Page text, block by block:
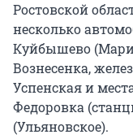
Ростовской
несколько
Куйбышево
Вознесенка,
Успенская и
Федоровка
(Ульяновское).